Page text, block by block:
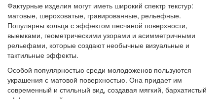
Фактурные изделия могут иметь широкий спектр текстур:
матовые, шероховатые, гравированные, рельефные.
Популярны кольца с эффектом песчаной поверхности,
выемками, геометрическими узорами и асимметричными
рельефами, которые создают необычные визуальные и
тактильные эффекты.
Особой популярностью среди молодоженов пользуются
украшения с матовой поверхностью. Она придает им
современный и стильный вид, создавая мягкий, бархатистый